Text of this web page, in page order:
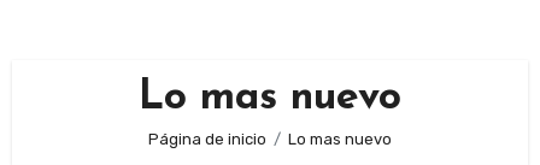
Lo mas nuevo
Página de inicio Lo mas nuevo